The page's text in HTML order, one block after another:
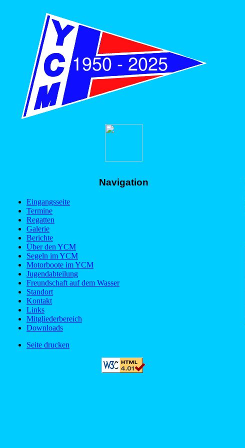
Navigation
Eingangsseite
Termine
Regatten
Galerie
Berichte
Über den YCM
Segeln im YCM
Motorboote im YCM
Jugendabteilung
Freundschaft auf dem Wasser
Standort
Kontakt
Links
Mitgliederbereich
Downloads
Seite drucken